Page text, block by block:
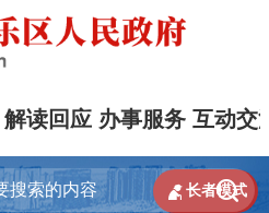
解读回应 办事服务 互动交

 长者模式